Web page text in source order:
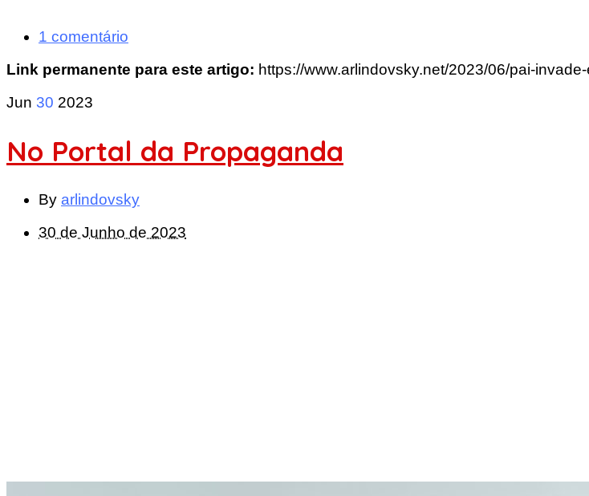
1 comentário
Link permanente para este artigo: https://www.arlindovsky.net/2023/06/pai-
Jun 30 2023
No Portal da Propaganda
By arlindovsky
30 de Junho de 2023